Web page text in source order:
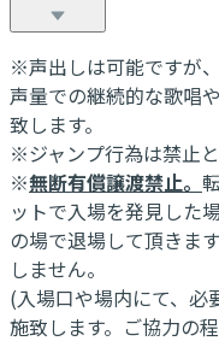
※声出しは可能ですが
声量での継続的な歌唱
致します。
※ジャンプ行為は禁止
※無断有償譲渡禁止。
ットで入場を発見した
の場で退場して頂きま
しません。
(入場口や場内にて、必
施致します。ご協力の